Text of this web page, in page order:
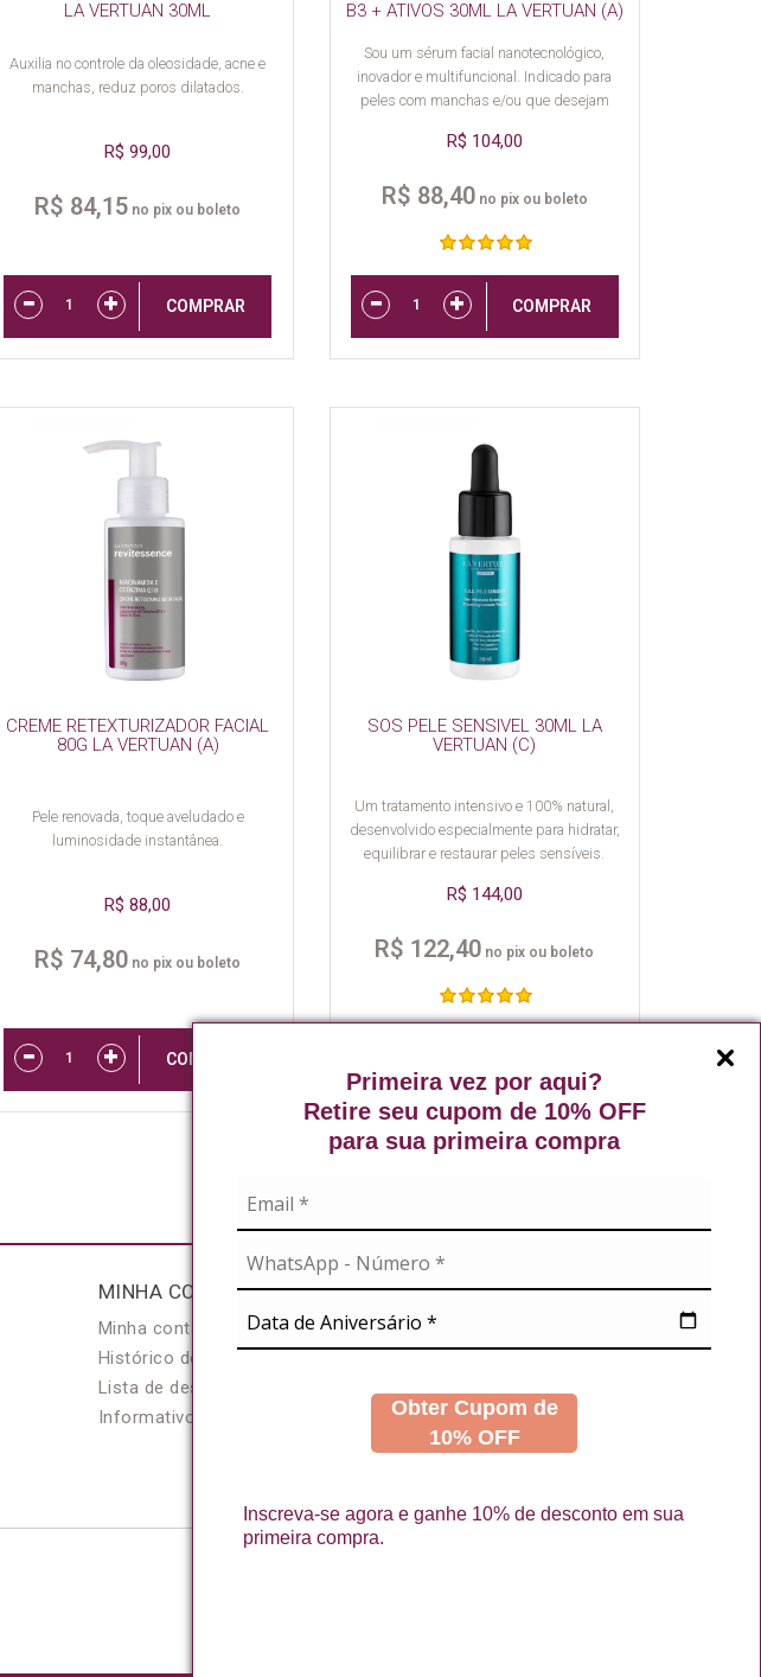
Primeira vez por aqui?
Retire seu cupom de 10% OFF
para sua primeira compra
Obter Cupom de
10% OFF
Inscreva-se agora e ganhe 10% de desconto em sua
primeira compra.
LA VERTUAN 30ML
Auxilia no controle da oleosidade, acne e
manchas, reduz poros dilatados.
R$ 99,00
R$ 84,15 no pix ou boleto
COMPRAR
B3 + ATIVOS 30ML LA VERTUAN (A)
Sou um sérum facial nanotecnológico,
inovador e multifuncional. Indicado para
peles com manchas e/ou que desejam
R$ 104,00
R$ 88,40no pix ou boleto
COMPRAR
CREME RETEXTURIZADOR FACIAL
80G LA VERTUAN (A)
Pele renovada, toque aveludado e
luminosidade instantânea.
R$ 88,00
R$ 74,80 no pix ou boleto
COMPRAR
SOS PELE SENSIVEL 30ML LA
VERTUAN (C)
Um tratamento intensivo e 100% natural,
desenvolvido especialmente para hidratar,
equilibrar e restaurar peles sensíveis.
R$ 144,00
R$ 122,40 no pix ou boleto
Exibindo de 1 a 12 do total de 12 (1 páginas)
MINHA CONTA
Minha conta
Histórico de pedidos
Lista de desejos
Informativo
NOSSAS REDES